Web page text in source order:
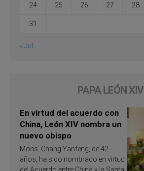
24 25 26 27 28
31
« Jul
PAPA LEÓN XIV
En virtud del acuerdo con
China, León XIV nombra un
nuevo obispo
Mons. Chang Yanfeng, de 42
años, ha sido nombrado en virtud